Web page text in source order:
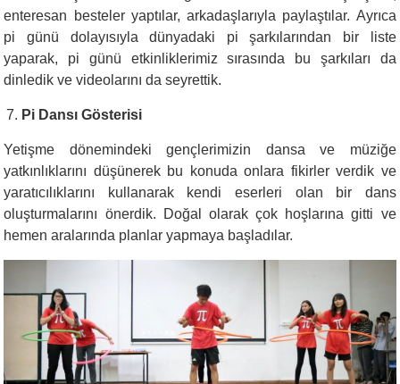
enteresan besteler yaptılar, arkadaşlarıyla paylaştılar. Ayrıca
pi günü dolayısıyla dünyadaki pi şarkılarından bir liste
yaparak, pi günü etkinliklerimiz sırasında bu şarkıları da
dinledik ve videolarını da seyrettik.
Pi Dansı Gösterisi
Yetişme dönemindeki gençlerimizin dansa ve müziğe
yatkınlıklarını düşünerek bu konuda onlara fikirler verdik ve
yaratıcılıklarını kullanarak kendi eserleri olan bir dans
oluşturmalarını önerdik. Doğal olarak çok hoşlarına gitti ve
hemen aralarında planlar yapmaya başladılar.